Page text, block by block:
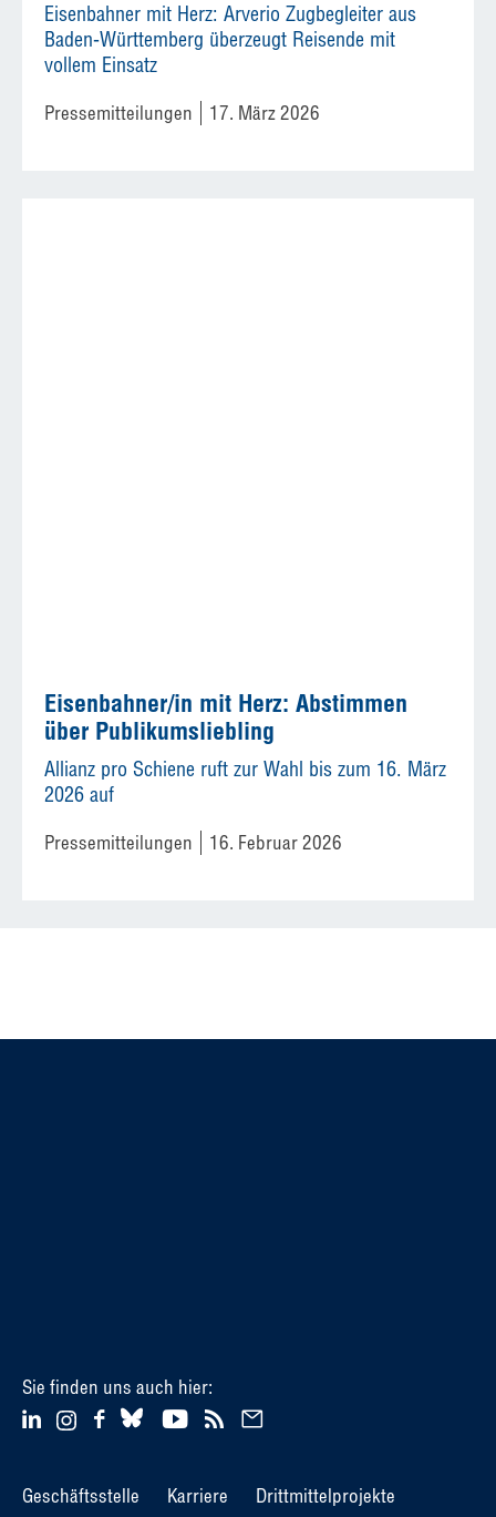
Eisenbahner mit Herz: Arverio Zugbegleiter aus
Baden-Württemberg überzeugt Reisende mit
vollem Einsatz
Pressemitteilungen 17. März 2026
Eisenbahner/in mit Herz: Abstimmen
über Publikumsliebling
Allianz pro Schiene ruft zur Wahl bis zum 16. März
2026 auf
Pressemitteilungen 16. Februar 2026
Sie finden uns auch hier:
Geschäftsstelle Karriere Drittmittelprojekte